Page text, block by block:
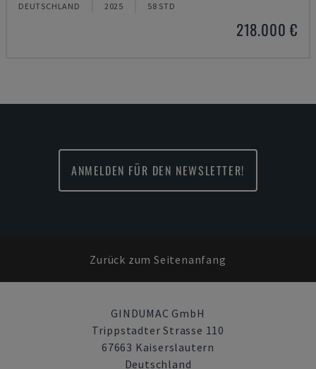
DEUTSCHLAND 2025 58 STD
218.000 €
ANMELDEN FÜR DEN NEWSLETTER!
Zurück zum Seitenanfang
GINDUMAC GmbH
Trippstadter Strasse 110
67663 Kaiserslautern
Deutschland